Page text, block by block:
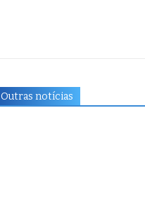
Outras notícias